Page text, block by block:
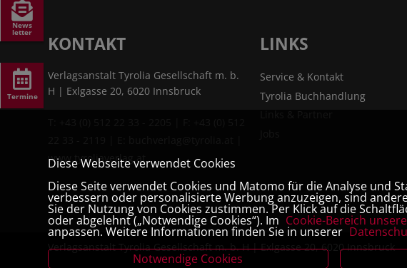
News
letter
Termine
KONTAKT
Verlagsanstalt Tyrolia Gesellschaft m. b.
H | Exlgasse 20, 6020 Innsbruck
www.tyroliaverlag.at
LINKS
Service & Kontakt
Tyrolia Buchhandlung
Verlagsanstalt Tyrolia Gesellschaft m. b. H | Exlgasse 20, 6020 Innsbruck
Diese Webseite verwendet Cookies
Diese Seite verwendet Cookies und Matomo für die Analyse und
verbessern oder personalisierte Werbung anzuzeigen, sind
Sie der Nutzung von Cookies zustimmen. Per Klick auf die
oder abgelehnt („Notwendige Cookies“). Im Cookie-Bereich
anpassen. Weitere Informationen finden Sie in unserer
Notwendige Cookies